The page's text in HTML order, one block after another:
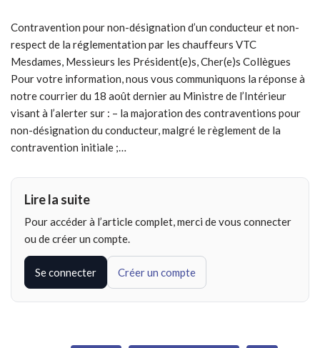
Contravention pour non-désignation d’un conducteur et non-
respect de la réglementation par les chauffeurs VTC
Mesdames, Messieurs les Président(e)s, Cher(e)s Collègues
Pour votre information, nous vous communiquons la réponse à
notre courrier du 18 août dernier au Ministre de l’Intérieur
visant à l’alerter sur : – la majoration des contraventions pour
non-désignation du conducteur, malgré le règlement de la
contravention initiale ;…
Lire la suite
Pour accéder à l’article complet, merci de vous connecter
ou de créer un compte.
Se connecter Créer un compte